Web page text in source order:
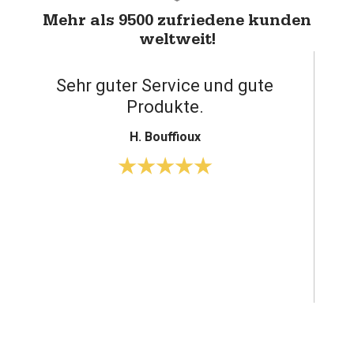
Mehr als 9500 zufriedene kunden
weltweit!
Reibungsloser und freundlicher
Service.
H. Veth